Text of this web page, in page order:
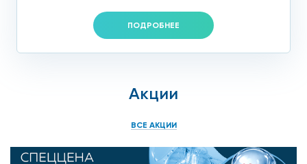
ПОДРОБНЕЕ
Акции
ВСЕ АКЦИИ